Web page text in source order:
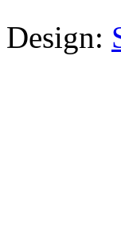
Design: